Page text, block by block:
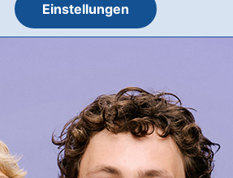
Einstellungen